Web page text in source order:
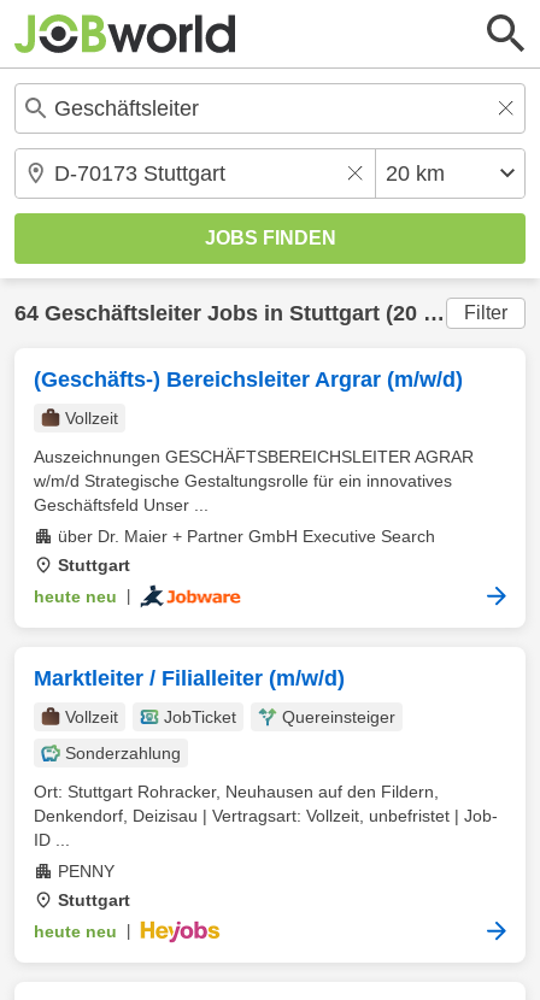
64 Geschäftsleiter Jobs in Stuttgart (20 km) gefunden Filter
(Geschäfts-) Bereichsleiter Argrar (m/w/d)
Vollzeit
Auszeichnungen GESCHÄFTSBEREICHSLEITER AGRAR
w/m/d Strategische Gestaltungsrolle für ein innovatives
Geschäftsfeld Unser ...
über Dr. Maier + Partner GmbH Executive Search
Stuttgart
heute neu
Marktleiter / Filialleiter (m/w/d)
Vollzeit JobTicket
Quereinsteiger
Sonderzahlung
Ort: Stuttgart Rohracker, Neuhausen auf den Fildern,
Denkendorf, Deizisau | Vertragsart: Vollzeit, unbefristet | Job-
ID ...
PENNY
Stuttgart
heute neu